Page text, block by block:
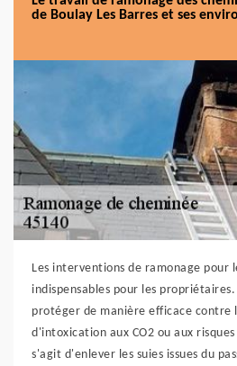
de Boulay Les Barres et ses
Les interventions de ramonage pour
indispensables pour les
protéger de manière efficace contre
d'intoxication aux CO2 ou aux
s'agit d'enlever les suies issues du